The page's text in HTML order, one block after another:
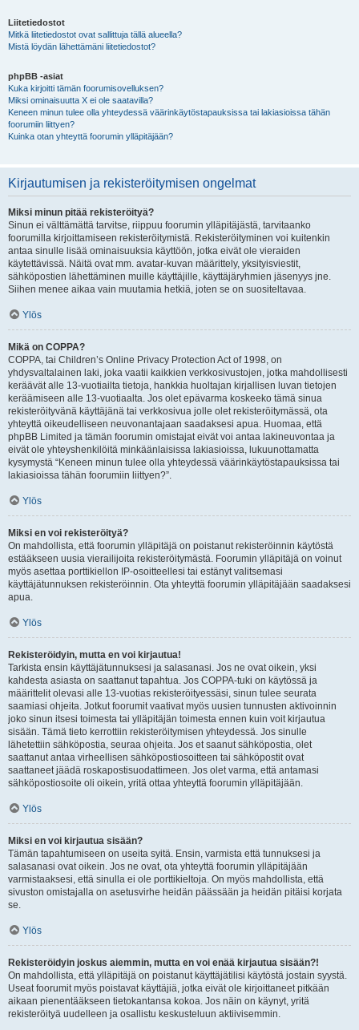
Liitetiedostot
Mitkä liitetiedostot ovat sallittuja tällä alueella?
Mistä löydän lähettämäni liitetiedostot?
phpBB -asiat
Kuka kirjoitti tämän foorumisovelluksen?
Miksi ominaisuutta X ei ole saatavilla?
Keneen minun tulee olla yhteydessä väärinkäytöstapauksissa tai lakiasioissa tähän
foorumiin liittyen?
Kuinka otan yhteyttä foorumin ylläpitäjään?
Kirjautumisen ja rekisteröitymisen ongelmat
Miksi minun pitää rekisteröityä?
Sinun ei välttämättä tarvitse, riippuu foorumin ylläpitäjästä, tarvitaanko
foorumilla kirjoittamiseen rekisteröitymistä. Rekisteröityminen voi kuitenkin
antaa sinulle lisää ominaisuuksia käyttöön, jotka eivät ole vieraiden
käytettävissä. Näitä ovat mm. avatar-kuvan määrittely, yksityisviestit,
sähköpostien lähettäminen muille käyttäjille, käyttäjäryhmien jäsenyys jne.
Siihen menee aikaa vain muutamia hetkiä, joten se on suositeltavaa.
Ylös
Mikä on COPPA?
COPPA, tai Children’s Online Privacy Protection Act of 1998, on
yhdysvaltalainen laki, joka vaatii kaikkien verkkosivustojen, jotka mahdollisesti
keräävät alle 13-vuotiailta tietoja, hankkia huoltajan kirjallisen luvan tietojen
keräämiseen alle 13-vuotiaalta. Jos olet epävarma koskeeko tämä sinua
rekisteröityvänä käyttäjänä tai verkkosivua jolle olet rekisteröitymässä, ota
yhteyttä oikeudelliseen neuvonantajaan saadaksesi apua. Huomaa, että
phpBB Limited ja tämän foorumin omistajat eivät voi antaa lakineuvontaa ja
eivät ole yhteyshenkilöitä minkäänlaisissa lakiasioissa, lukuunottamatta
kysymystä “Keneen minun tulee olla yhteydessä väärinkäytöstapauksissa tai
lakiasioissa tähän foorumiin liittyen?”.
Ylös
Miksi en voi rekisteröityä?
On mahdollista, että foorumin ylläpitäjä on poistanut rekisteröinnin käytöstä
estääkseen uusia vierailijoita rekisteröitymästä. Foorumin ylläpitäjä on voinut
myös asettaa porttikiellon IP-osoitteellesi tai estänyt valitsemasi
käyttäjätunnuksen rekisteröinnin. Ota yhteyttä foorumin ylläpitäjään saadaksesi
apua.
Ylös
Rekisteröidyin, mutta en voi kirjautua!
Tarkista ensin käyttäjätunnuksesi ja salasanasi. Jos ne ovat oikein, yksi
kahdesta asiasta on saattanut tapahtua. Jos COPPA-tuki on käytössä ja
määrittelit olevasi alle 13-vuotias rekisteröityessäsi, sinun tulee seurata
saamiasi ohjeita. Jotkut foorumit vaativat myös uusien tunnusten aktivoinnin
joko sinun itsesi toimesta tai ylläpitäjän toimesta ennen kuin voit kirjautua
sisään. Tämä tieto kerrottiin rekisteröitymisen yhteydessä. Jos sinulle
lähetettiin sähköpostia, seuraa ohjeita. Jos et saanut sähköpostia, olet
saattanut antaa virheellisen sähköpostiosoitteen tai sähköpostit ovat
saattaneet jäädä roskapostisuodattimeen. Jos olet varma, että antamasi
sähköpostiosoite oli oikein, yritä ottaa yhteyttä foorumin ylläpitäjään.
Ylös
Miksi en voi kirjautua sisään?
Tämän tapahtumiseen on useita syitä. Ensin, varmista että tunnuksesi ja
salasanasi ovat oikein. Jos ne ovat, ota yhteyttä foorumin ylläpitäjään
varmistaaksesi, että sinulla ei ole porttikieltoja. On myös mahdollista, että
sivuston omistajalla on asetusvirhe heidän päässään ja heidän pitäisi korjata
se.
Ylös
Rekisteröidyin joskus aiemmin, mutta en voi enää kirjautua sisään?!
On mahdollista, että ylläpitäjä on poistanut käyttäjätilisi käytöstä jostain syystä.
Useat foorumit myös poistavat käyttäjiä, jotka eivät ole kirjoittaneet pitkään
aikaan pienentääkseen tietokantansa kokoa. Jos näin on käynyt, yritä
rekisteröityä uudelleen ja osallistu keskusteluun aktiivisemmin.